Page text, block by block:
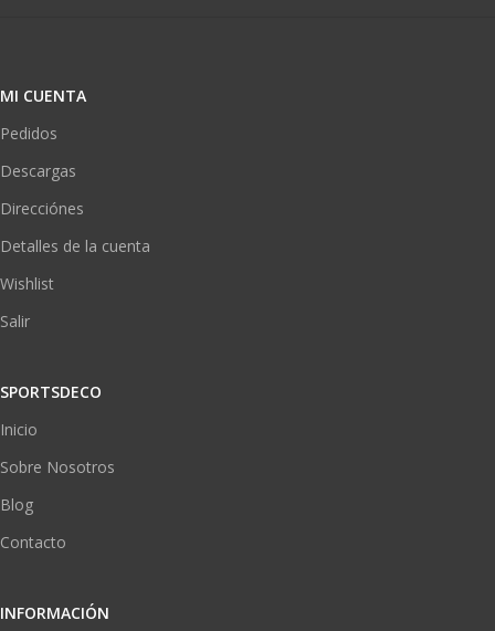
MI CUENTA
Pedidos
Descargas
Direcciónes
Detalles de la cuenta
Wishlist
Salir
SPORTSDECO
Inicio
Sobre Nosotros
Blog
Contacto
INFORMACIÓN